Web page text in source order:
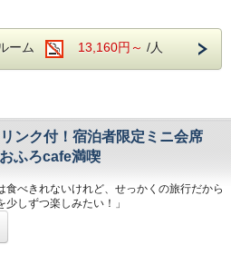
付きですので、ご家族やご友人との乾杯に
のひとときをお楽しみください。
ろcafe」で気ままな時間を】
常体験
『琵琶湖座』は無料でご観覧いただけます。
芝居は、大人からお子様まで夢中になれる新
式HPをご確認ください）
ぎ空間
サージ機や挽きたてコーヒー、充実のコミッ
ーム 13,160円～ /人
ンク付！宿泊者限定ミニ会席
ふろcafe満喫
食べきれないけれど、せっかくの旅行だから
少しずつ楽しみたい！」
1ドリンク付きプランです。